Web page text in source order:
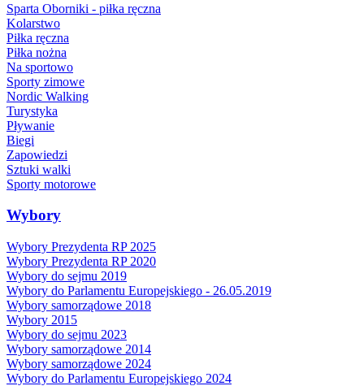
Sparta Oborniki - piłka ręczna
Kolarstwo
Piłka ręczna
Piłka nożna
Na sportowo
Sporty zimowe
Nordic Walking
Turystyka
Pływanie
Biegi
Zapowiedzi
Sztuki walki
Sporty motorowe
Wybory
Wybory Prezydenta RP 2025
Wybory Prezydenta RP 2020
Wybory do sejmu 2019
Wybory do Parlamentu Europejskiego - 26.05.2019
Wybory samorządowe 2018
Wybory 2015
Wybory do sejmu 2023
Wybory samorządowe 2014
Wybory samorządowe 2024
Wybory do Parlamentu Europejskiego 2024